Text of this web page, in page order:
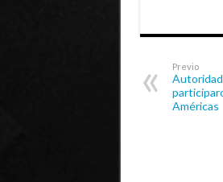
Previo
Américas